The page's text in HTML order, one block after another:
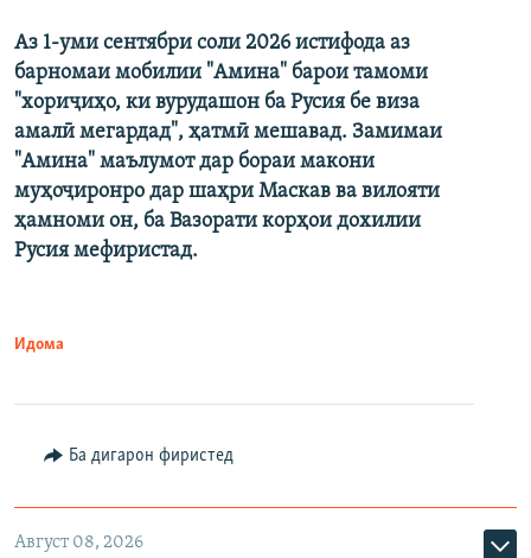
Аз 1-уми сентябри соли 2026 истифода аз
барномаи мобилии "Амина" барои тамоми
"хориҷиҳо, ки вурудашон ба Русия бе виза
амалӣ мегардад", ҳатмӣ мешавад. Замимаи
"Амина" маълумот дар бораи макони
муҳоҷиронро дар шаҳри Маскав ва вилояти
ҳамноми он, ба Вазорати корҳои дохилии
Русия мефиристад.
Идома
Ба дигарон фиристед
Август 08, 2026